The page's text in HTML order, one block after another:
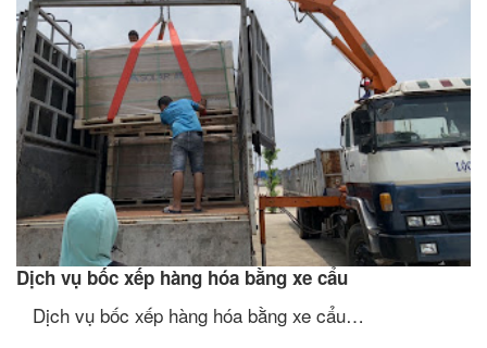
Dịch vụ bốc xếp hàng hóa bằng xe cẩu
Dịch vụ bốc xếp hàng hóa bằng xe cẩu…